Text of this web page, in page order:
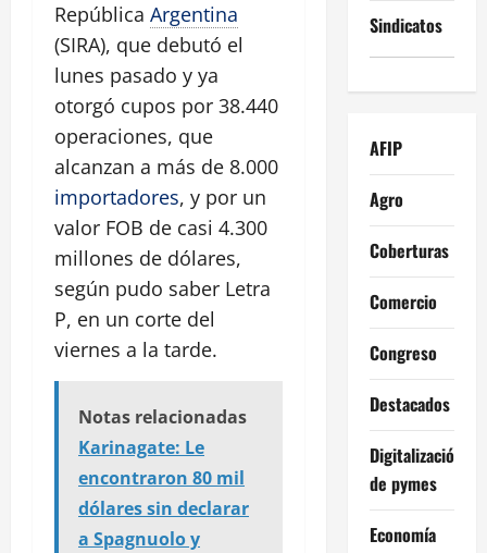
República Argentina
(SIRA), que debutó el
lunes pasado y ya
otorgó cupos por 38.440
operaciones, que
alcanzan a más de 8.000
importadores, y por un
valor FOB de casi 4.300
millones de dólares,
según pudo saber Letra
P, en un corte del
viernes a la tarde.
Notas relacionadas
Karinagate: Le
encontraron 80 mil
dólares sin declarar
a Spagnuolo y
Sindicatos
AFIP
Agro
Coberturas
Comercio
Congreso
Destacados
Digitalización
de pymes
Economía